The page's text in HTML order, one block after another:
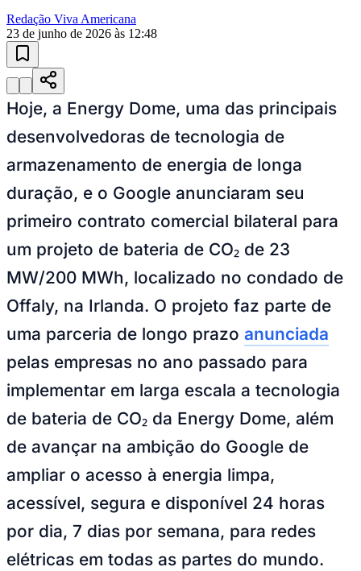
Goiás
Redação Viva Americana
23 de junho de 2026 às 12:48
Hoje, a Energy Dome, uma das principais
desenvolvedoras de tecnologia de
armazenamento de energia de longa
duração, e o Google anunciaram seu
primeiro contrato comercial bilateral para
um projeto de bateria de CO₂ de 23
MW/200 MWh, localizado no condado de
Offaly, na Irlanda. O projeto faz parte de
uma parceria de longo prazo anunciada
pelas empresas no ano passado para
implementar em larga escala a tecnologia
de bateria de CO₂ da Energy Dome, além
de avançar na ambição do Google de
ampliar o acesso à energia limpa,
acessível, segura e disponível 24 horas
por dia, 7 dias por semana, para redes
elétricas em todas as partes do mundo.